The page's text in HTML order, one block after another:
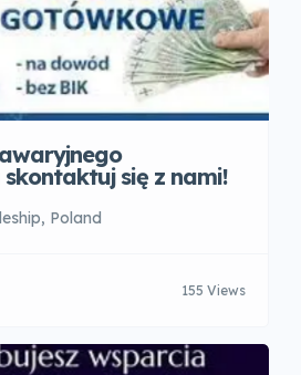
się z nami!
Poland
155 Views